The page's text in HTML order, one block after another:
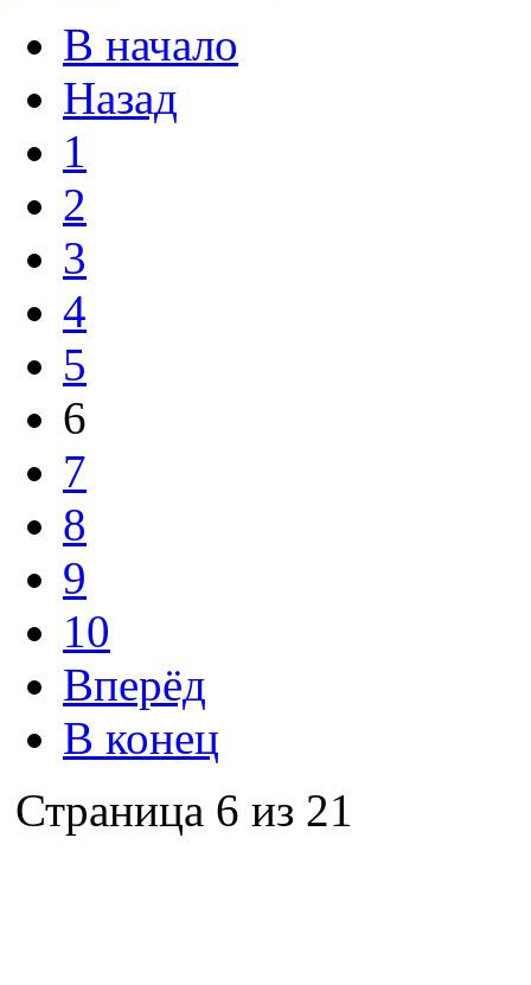
В начало
Назад
1
2
3
4
5
6
7
8
9
10
Вперёд
В конец
Страница 6 из 21